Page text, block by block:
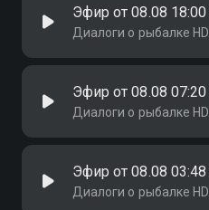
Эфир от 08.08 18:00
Диалоги о рыбалке HD
Эфир от 08.08 07:20
Диалоги о рыбалке HD
Эфир от 08.08 03:48
Диалоги о рыбалке HD